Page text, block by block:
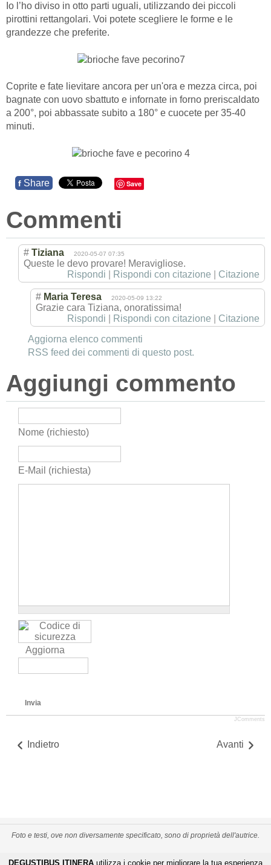
Io l’ho diviso in otto parti uguali, utilizzando dei piccoli
pirottini rettangolari. Voi potete scegliere le forme e le
grandezze che preferite.
Coprite e fate lievitare ancora per un'ora e mezza circa, poi
bagnate con uovo sbattuto e infornate in forno preriscaldato
a 200°, poi abbassate subito a 180° e cuocete per 35-40
minuti.
f Share Save
Commenti
# Tiziana 2020-05-07 07:35
Queste le devo provare! Meravigliose.
Rispondi
Rispondi con citazione Citazione
# Maria Teresa 2020-05-09 13:22
Grazie cara Tiziana, onoratissima!
Rispondi
Rispondi con citazione
Citazione
Aggiorna elenco commenti
RSS feed dei commenti di questo post.
Aggiungi commento
Nome (richiesto)
E-Mail (richiesta)
Aggiorna
Invia
JComments
Indietro Avanti
Foto e testi, ove non diversamente specificato, sono di proprietà dell'autrice.
PRIVACY POLICY-CREDITS -MAPPA DEL SITO
DEGUSTIBUS ITINERA utilizza i cookie per migliorare la tua esperienza